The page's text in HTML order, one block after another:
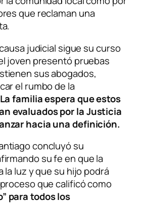
que reclaman una
judicial sigue su curso
joven presentó pruebas
sus abogados,
el rumbo de la
La familia espera que estos
evaluados por la Justicia
hacia una definición.
concluyó su
su fe en que la
la luz y que su hijo podrá
que calificó como
para todos los